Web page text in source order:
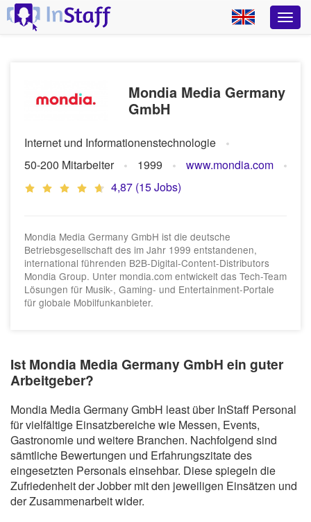
Mondia Media Germany
GmbH
Internet und Informationenstechnologie
50-200 Mitarbeiter
1999
www.mondia.com
4,87 (15 Jobs)
Mondia Media Germany GmbH ist die deutsche
Betriebsgesellschaft des im Jahr 1999 entstandenen,
international führenden B2B-Digital-Content-Distributors
Mondia Group. Unter mondia.com entwickelt das Tech-Team
Lösungen für Musik-, Gaming- und Entertainment-Portale
für globale Mobilfunkanbieter.
Ist Mondia Media Germany GmbH ein guter
Arbeitgeber?
Mondia Media Germany GmbH least über InStaff Personal
für vielfältige Einsatzbereiche wie Messen, Events,
Gastronomie und weitere Branchen. Nachfolgend sind
sämtliche Bewertungen und Erfahrungszitate des
eingesetzten Personals einsehbar. Diese spiegeln die
Zufriedenheit der Jobber mit den jeweiligen Einsätzen und
der Zusammenarbeit wider.